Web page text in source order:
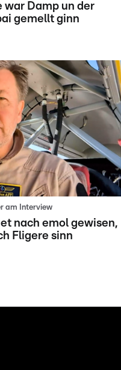
war Damp un der
gemellt ginn
am Interview
nach emol gewisen,
Fligere sinn